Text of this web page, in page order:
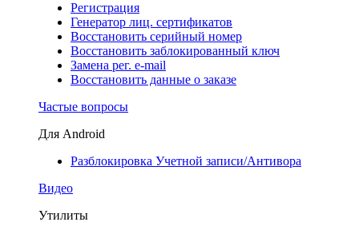
Регистрация
Генератор лиц. сертификатов
Восстановить серийный номер
Восстановить заблокированный ключ
Замена рег. e-mail
Восстановить данные о заказе
Частые вопросы
Для Android
Разблокировка Учетной записи/Антивора
Видео
Утилиты